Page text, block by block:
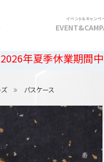
イベント＆キャンペ
業期間中の出荷・サポ
パスケース